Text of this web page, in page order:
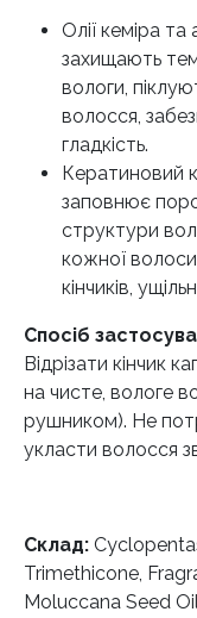
Олії кеміра
захищають
вологи,
волосся,
гладкість.
Кератиновий
заповнює
структури
кожної
кінчиків,
Спосіб
Відрізати кінчик
на чисте, вологе
рушником). Не
укласти волосся
Склад:
Trimethicone,
Moluccana Seed